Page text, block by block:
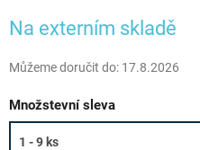
cena:
Na externím skladě
Můžeme doručit do: 17.8.2026
Množstevní sleva
1 - 9 ks